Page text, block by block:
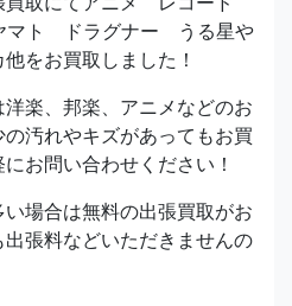
マト ドラグナー うる星や
をお買取しました！
楽、邦楽、アニメなどのお
汚れやキズがあってもお買
お問い合わせください！
場合は無料の出張買取がお
張料などいただきませんの